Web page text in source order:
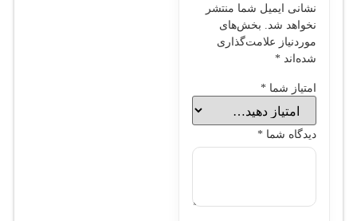
نشانی ایمیل شما منتشر
نخواهد شد. بخش‌های
موردنیاز علامت‌گذاری
شده‌اند *
امتیاز شما *
دیدگاه شما *